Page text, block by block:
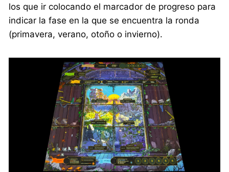
los que ir colocando el marcador de progreso para
indicar la fase en la que se encuentra la ronda
(primavera, verano, otoño o invierno).